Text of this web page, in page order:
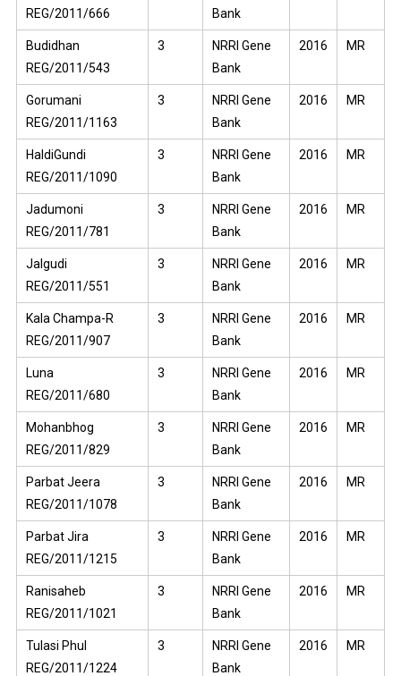
REG/2011/666
Bank
Budidhan
REG/2011/543
3
NRRI Gene
Bank
2016 MR
Gorumani
REG/2011/1163
3
NRRI Gene
Bank
2016 MR
HaldiGundi
REG/2011/1090
3
NRRI Gene
Bank
2016 MR
Jadumoni
REG/2011/781
3
NRRI Gene
Bank
2016 MR
Jalgudi
REG/2011/551
3
NRRI Gene
Bank
2016 MR
Kala Champa-R
REG/2011/907
3
NRRI Gene
Bank
2016 MR
Luna
REG/2011/680
3
NRRI Gene
Bank
2016 MR
Mohanbhog
REG/2011/829
3
NRRI Gene
Bank
2016 MR
Parbat Jeera
REG/2011/1078
3
NRRI Gene
Bank
2016 MR
Parbat Jira
REG/2011/1215
3
NRRI Gene
Bank
2016 MR
Ranisaheb
REG/2011/1021
3
NRRI Gene
Bank
2016 MR
Tulasi Phul
REG/2011/1224
3
NRRI Gene
Bank
2016 MR